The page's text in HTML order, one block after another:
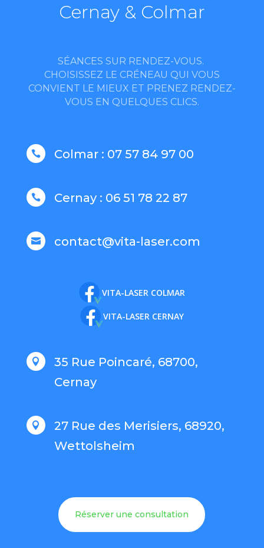
Cernay & Colmar
SÉANCES SUR RENDEZ-VOUS.
CHOISISSEZ LE CRÉNEAU QUI VOUS
CONVIENT LE MIEUX ET PRENEZ RENDEZ-
VOUS EN QUELQUES CLICS.
 Colmar : 07 57 84 97 00
 Cernay : 06 51 78 22 87
 contact@vita-laser.com
VITA-LASER COLMAR
VITA-LASER CERNAY

35 Rue Poincaré, 68700,
Cernay

27 Rue des Merisiers, 68920,
Wettolsheim
Réserver une consultation